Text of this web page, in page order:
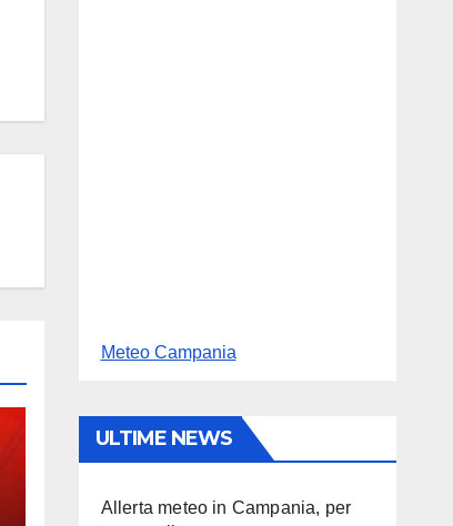
Meteo Campania
ULTIME NEWS
Allerta meteo in Campania, per